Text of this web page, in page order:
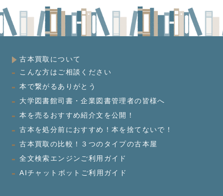
古本買取について
こんな方はご相談ください
本で繋がるありがとう
大学図書館司書・企業図書管理者の皆様へ
本を売るおすすめ紹介文を公開！
古本を処分前におすすめ！本を捨てないで！
古本買取の比較！３つのタイプの古本屋
全文検索エンジンご利用ガイド
AIチャットボットご利用ガイド